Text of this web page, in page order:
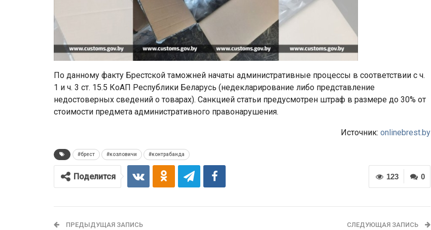
По данному факту Брестской таможней начаты административные процессы в соответствии с ч.
1 и ч. 3 ст. 15.5 КоАП Республики Беларусь (недекларирование либо представление
недостоверных сведений о товарах). Санкцией статьи предусмотрен штраф в размере до 30% от
стоимости предмета административного правонарушения.
Источник: onlinebrest.by
#брест #козловичи #контрабанда
0
123
Поделится
ПРЕДЫДУЩАЯ ЗАПИСЬ СЛЕДУЮЩАЯ ЗАПИСЬ